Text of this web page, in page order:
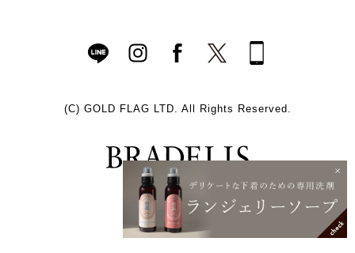
(C) GOLD FLAG LTD. All Rights Reserved.